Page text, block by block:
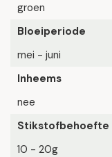
groen
Bloeiperiode
mei - juni
Inheems
nee
Stikstofbehoefte
10 - 20g